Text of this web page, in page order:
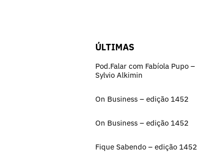
ÚLTIMAS
Pod.Falar com Fabíola Pupo –
Sylvio Alkimin
On Business – edição 1452
On Business – edição 1452
Fique Sabendo – edição 1452